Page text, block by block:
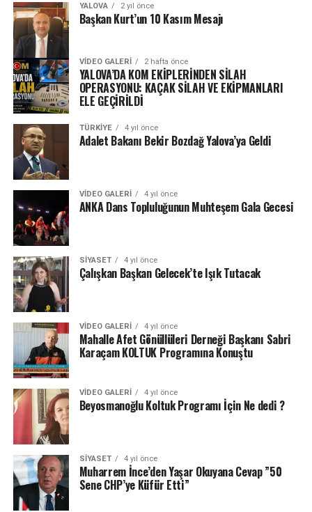
YALOVA 2 yıl önce
Başkan Kurt’un 10 Kasım Mesajı
VIDEO GALERI 2 hafta önce
YALOVA’DA KOM EKİPLERİNDEN SİLAH
OPERASYONU: KAÇAK SİLAH VE EKİPMANLARI
ELE GEÇİRİLDİ
TÜRKIYE 4 yıl önce
Adalet Bakanı Bekir Bozdağ Yalova’ya Geldi
VIDEO GALERI 4 yıl önce
ANKA Dans Topluluğunun Muhteşem Gala Gecesi
SIYASET 4 yıl önce
Çalışkan Başkan Gelecek’te Işık Tutacak
VIDEO GALERI 4 yıl önce
Mahalle Afet Gönüllüleri Derneği Başkanı Sabri
Karaçam KOLTUK Programına Konuştu
VIDEO GALERI 4 yıl önce
Beyosmanoğlu Koltuk Programı İçin Ne dedi ?
SIYASET 4 yıl önce
Muharrem İnce’den Yaşar Okuyana Cevap ”50
Sene CHP’ye Küfür Etti”